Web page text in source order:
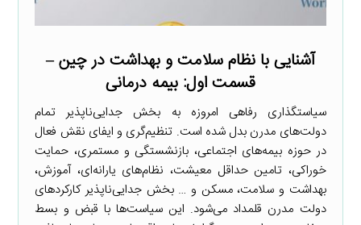
آشنایی با نظام سلامت و بهداشت در چین –
قسمت اول: بیمه درمانی
سیاستگذاری رفاهی امروزه به بخش جدایی‌ناپذیر تمام
دولت‌های مدرن بدل شده است. تنظیم‌گری و ایفای نقش فعال
در حوزه بیمه‌های اجتماعی، بازنشستگی و مستمری، حمایت
خوراکی، تامین حداقل معیشت، نظام‌های یارانه‌ای، آموزش،
بهداشت و سلامت، مسکن و … بخش جدایی‌ناپذیر کارکردهای
دولت مدرن قلمداد می‌شود. این سیاست‌ها با قبض و بسط